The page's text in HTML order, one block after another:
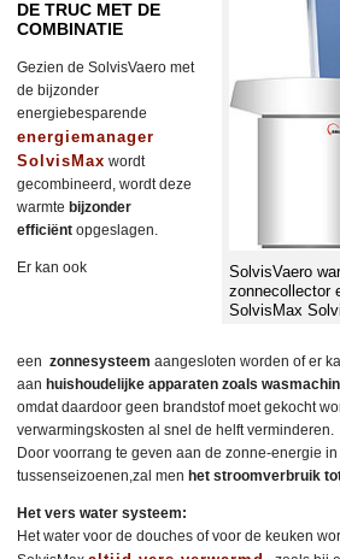
SolvisVaero
zonnecollector
SolvisMax
DE TRUC MET DE
COMBINATIE
Gezien de SolvisVaero met
de bijzonder
energiebesparende
energiemanager
SolvisMax wordt
gecombineerd, wordt deze
warmte bijzonder
efficiënt opgeslagen.
Er kan ook
eenzonnesysteem aangesloten worden of er
aan huishoudelijke apparaten zoals
omdat daardoor geen brandstof moet gekocht
verwarmingskosten al snel de helft verminderen.
Door voorrang te geven aan de zonne-energie
tussenseizoenen,zal men het stroomverbruik
Het vers water systeem:
Het water voor de douches of voor de keuken